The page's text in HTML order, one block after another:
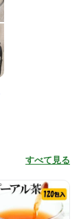
すべて見る